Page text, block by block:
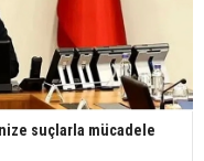
suçlarla mücadele